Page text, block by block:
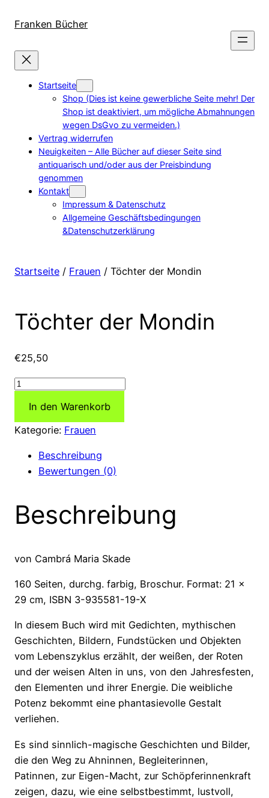
zum
wechseln
Franken Bücher
Startseite
Shop (Dies ist keine gewerbliche Seite mehr! Der
Shop ist deaktiviert, um mögliche Abmahnungen
wegen DsGvo zu vermeiden.)
Vertrag widerrufen
Neuigkeiten – Alle Bücher auf dieser Seite sind
antiquarisch und/oder aus der Preisbindung
genommen
Kontakt
Impressum & Datenschutz
Allgemeine Geschäftsbedingungen
&Datenschutzerklärung
Startseite / Frauen / Töchter der Mondin
Töchter der Mondin
€25,50
Töchter
Mondin
Menge
In den Warenkorb
Kategorie: Frauen
Beschreibung
Bewertungen (0)
Beschreibung
von Cambrá Maria Skade
160 Seiten, durchg. farbig, Broschur. Format: 21 x
29 cm, ISBN 3-935581-19-X
In diesem Buch wird mit Gedichten, mythischen
Geschichten, Bildern, Fundstücken und Objekten
vom Lebenszyklus erzählt, der weißen, der Roten
und der weisen Alten in uns, von den Jahresfesten,
den Elementen und ihrer Energie. Die weibliche
Potenz bekommt eine phantasievolle Gestalt
verliehen.
Es sind sinnlich-magische Geschichten und Bilder,
die den Weg zu Ahninnen, Begleiterinnen,
Patinnen, zur Eigen-Macht, zur Schöpferinnenkraft
zeigen, dazu, wie eine selbstbestimmt, lustvoll,